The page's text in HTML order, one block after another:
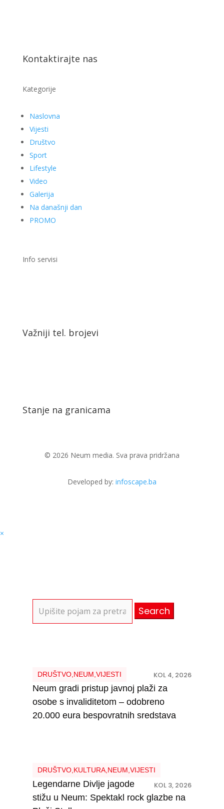
Kontaktirajte nas
Kategorije
Naslovna
Vijesti
Društvo
Sport
Lifestyle
Video
Galerija
Na današnji dan
PROMO
Info servisi
Važniji tel. brojevi
Stanje na granicama
© 2026 Neum media. Sva prava pridržana
Developed by: infoscape.ba
×
for:
DRUŠTVO, NEUM VIJESTI KOL 4, 2026
Neum gradi pristup javnoj plaži za
osobe s invaliditetom – odobreno
20.000 eura bespovratnih sredstava
DRUŠTVO, KULTURA, NEUM VIJESTI
KOL 3, 2026
Legendarne Divlje jagode
stižu u Neum: Spektakl rock glazbe na